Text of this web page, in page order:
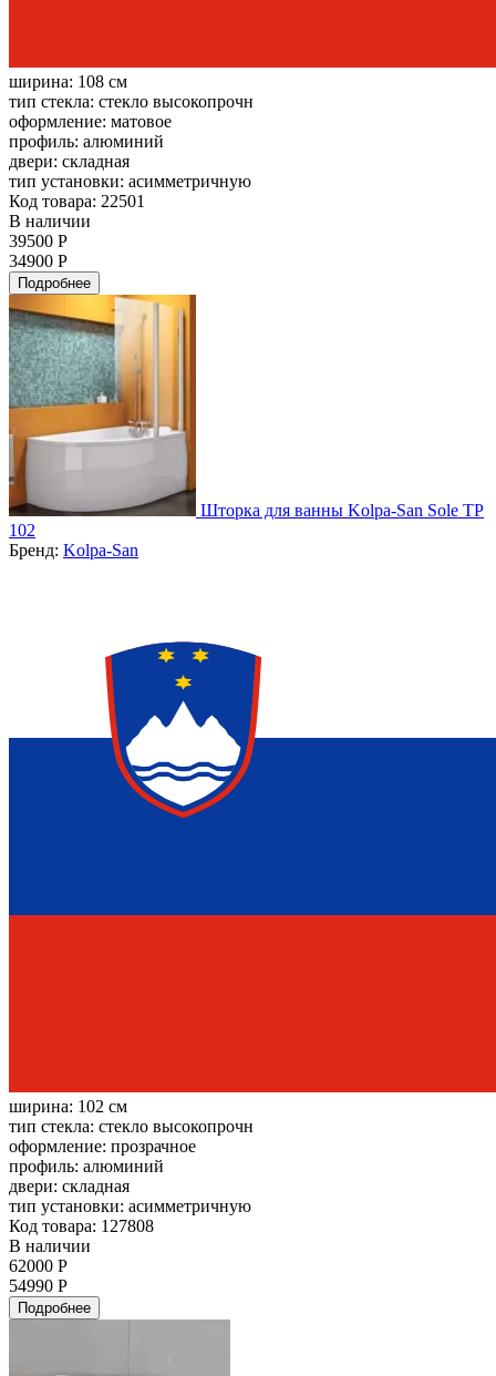
ширина: 108 см
тип стекла: стекло высокопрочн
оформление: матовое
профиль: алюминий
двери: складная
тип установки: асимметричную
Код товара: 22501
В наличии
39500 Р
34900 Р
Подробнее
Шторка для ванны Kolpa-San Sole TP
102
Бренд: Kolpa-San
ширина: 102 см
тип стекла: стекло высокопрочн
оформление: прозрачное
профиль: алюминий
двери: складная
тип установки: асимметричную
Код товара: 127808
В наличии
62000 Р
54990 Р
Подробнее